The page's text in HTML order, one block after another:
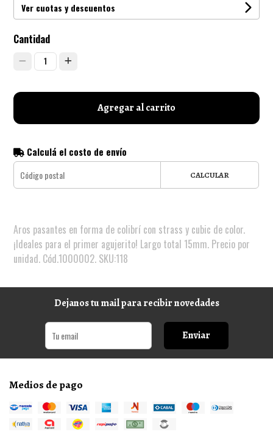
Ver cuotas y descuentos
Cantidad
1
Agregar al carrito
Calculá el costo de envío
CALCULAR
Aros pasantes en forma de colibrí con strass y cubic de color.
¡Ideales para el primer agujerito! Largo total 15mm. Precio por
unidad. Cód.1000002. SKU:118
Dejanos tu mail para recibir novedades
Enviar
Medios de pago